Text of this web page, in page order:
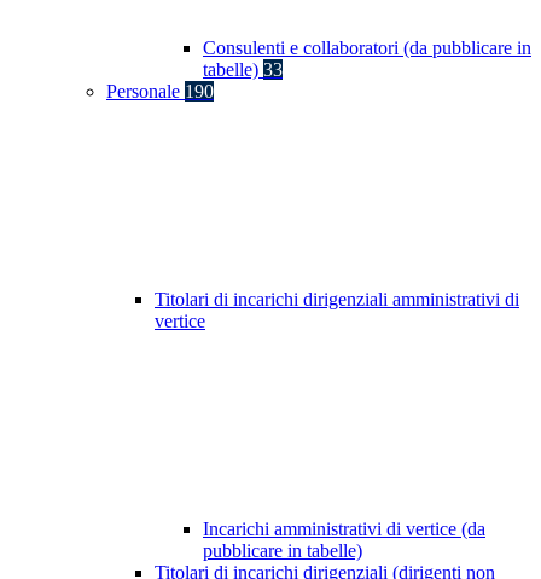
Consulenti e collaboratori (da pubblicare in
tabelle) 33
Personale 190
Titolari di incarichi dirigenziali amministrativi di
vertice
Incarichi amministrativi di vertice (da
pubblicare in tabelle)
Titolari di incarichi dirigenziali (dirigenti non